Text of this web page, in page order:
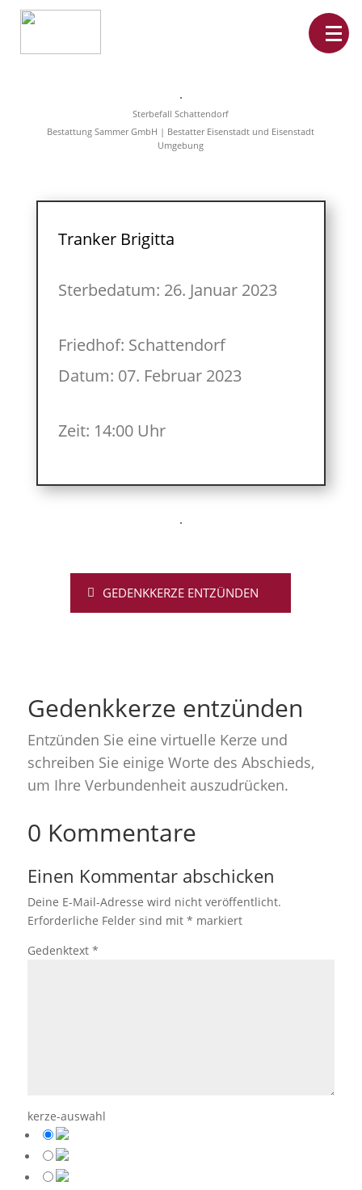
Rat&Hilfe
Sterbefälle
Sterbefall Schattendorf
Bestattung Sammer GmbH | Bestatter Eisenstadt und Eisenstadt
Umgebung
Tranker Brigitta
Sterbedatum: 26. Januar 2023
Friedhof: Schattendorf
Datum: 07. Februar 2023
Zeit: 14:00 Uhr
GEDENKKERZE ENTZÜNDEN
Gedenkkerze entzünden
Entzünden Sie eine virtuelle Kerze und
schreiben Sie einige Worte des Abschieds,
um Ihre Verbundenheit auszudrücken.
0 Kommentare
Einen Kommentar abschicken
Deine E-Mail-Adresse wird nicht veröffentlicht.
Erforderliche Felder sind mit * markiert
Gedenktext *
kerze-auswahl